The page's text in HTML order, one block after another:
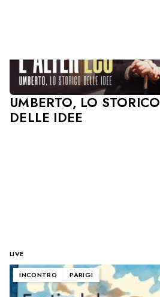
UMBERTO, LO STORICO
DELLE IDEE
LIVE
INCONTRO PARIGI